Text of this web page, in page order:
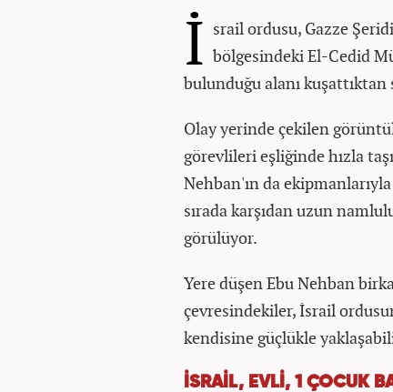
İ srail ordusu, Gazze
bölgesindeki El-Cedid
bulunduğu alanı
Olay yerinde çekilen
görevlileri eşliğinde hızla
Nehban'ın da ekipmanlarıyla
sırada karşıdan uzun
görülüyor.
Yere düşen Ebu Nehban
çevresindekiler, İsrail
kendisine güçlükle
İSRAİL, EVLİ, 1 ÇOCUK